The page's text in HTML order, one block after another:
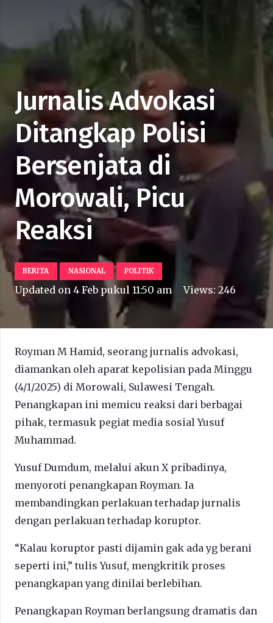
Jurnalis Advokasi
Ditangkap Polisi
Bersenjata di
Morowali, Picu
Reaksi
BERITA NASIONAL POLITIK
Updated on 4 Feb pukul 11:50 am Views:246
Royman M Hamid, seorang jurnalis advokasi,
diamankan oleh aparat kepolisian pada Minggu
(4/1/2025) di Morowali, Sulawesi Tengah.
Penangkapan ini memicu reaksi dari berbagai
pihak, termasuk pegiat media sosial Yusuf
Muhammad.
Yusuf Dumdum, melalui akun X pribadinya,
menyoroti penangkapan Royman. Ia
membandingkan perlakuan terhadap jurnalis
dengan perlakuan terhadap koruptor.
“Kalau koruptor pasti dijamin gak ada yg berani
seperti ini,” tulis Yusuf, mengkritik proses
penangkapan yang dinilai berlebihan.
Penangkapan Royman berlangsung dramatis dan